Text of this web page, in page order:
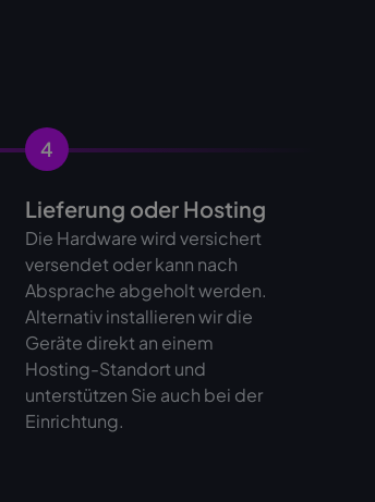
4
Lieferung oder Hosting
Die Hardware wird versichert
versendet oder kann nach
Absprache abgeholt werden.
Alternativ installieren wir die
Geräte direkt an einem
Hosting-Standort und
unterstützen Sie auch bei der
Einrichtung.